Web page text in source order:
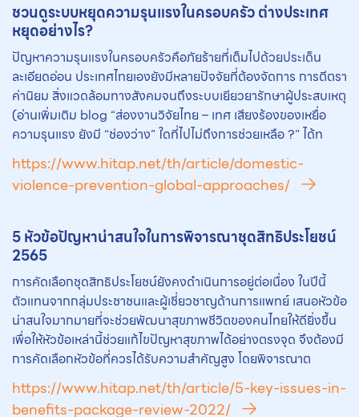
ชวนดูระบบหยุดความรุนแรงในครอบครัว ต่างประเทศ
หยุดอย่างไร?
ปัญหาความรุนแรงในครอบครัวคือภัยร้ายที่เต็มไปด้วยประเด็น
ละเอียดอ่อน ประเทศไทยเองยังมีหลายปัจจัยที่ต้องจัดการ การตีตรา
ค่านิยม สิ่งแวดล้อมทางสังคมจนถึงระบบเยียวยารักษาผู้ประสบเหตุ
(อ่านเพิ่มเติม blog “ส่องงานวิจัยไทย – เทศ เสียงร้องของเหยื่อ
ความรุนแรง ยังมี “ช่องว่าง” ใดที่ไปไม่ถึงการช่วยเหลือ ?” ได้ท
https://www.hitap.net/th/article/domestic-
violence-prevention-global-approaches/
5 หัวข้อปัญหาน่าสนใจในการพิจารณาชุดสิทธิประโยชน์
2565
การคัดเลือกชุดสิทธิประโยชน์ยังคงดำเนินการอยู่ต่อเนื่อง ในปีนี้
ตัวแทนจากกลุ่มประชาชนและผู้เชี่ยวชาญด้านการแพทย์ เสนอหัวข้อ
น่าสนใจมากมายที่จะช่วยพัฒนาสุขภาพชีวิตของคนไทยให้ดียิ่งขึ้น
เพื่อให้หัวข้อเหล่านี้ช่วยแก้ไขปัญหาสุขภาพได้อย่างตรงจุด จึงต้องมี
การคัดเลือกหัวข้อที่ควรได้รับความสำคัญสูง โดยพิจารณาต
https://www.hitap.net/th/article/5-key-issues-in-
benefits-package-review-2022/